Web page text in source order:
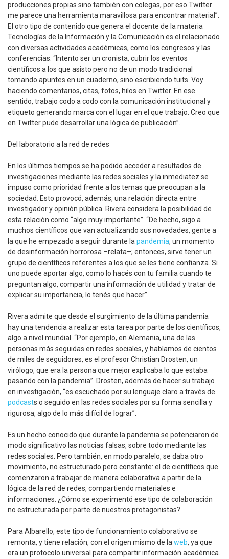
producciones propias sino también con colegas, por eso Twitter
me parece una herramienta maravillosa para encontrar material”.
El otro tipo de contenido que genera el docente de la materia
Tecnologías de la Información y la Comunicación es el relacionado
con diversas actividades académicas, como los congresos y las
conferencias: “Intento ser un cronista, cubrir los eventos
científicos a los que asisto pero no de un modo tradicional
tomando apuntes en un cuaderno, sino escribiendo tuits. Voy
haciendo comentarios, citas, fotos, hilos en Twitter. En ese
sentido, trabajo codo a codo con la comunicación institucional y
etiqueto generando marca con el lugar en el que trabajo. Creo que
en Twitter pude desarrollar una lógica de publicación”.
Del laboratorio a la red de redes
En los últimos tiempos se ha podido acceder a resultados de
investigaciones mediante las redes sociales y la inmediatez se
impuso como prioridad frente a los temas que preocupan a la
sociedad. Esto provocó, además, una relación directa entre
investigador y opinión pública. Rivera considera la posibilidad de
esta relación como “algo muy importante”. “De hecho, sigo a
muchos científicos que van actualizando sus novedades, gente a
la que he empezado a seguir durante la pandemia, un momento
de desinformación horrorosa –relata–; entonces, sirve tener un
grupo de científicos referentes a los que se les tiene confianza. Si
uno puede aportar algo, como lo hacés con tu familia cuando te
preguntan algo, compartir una información de utilidad y tratar de
explicar su importancia, lo tenés que hacer”.
Rivera admite que desde el surgimiento de la última pandemia
hay una tendencia a realizar esta tarea por parte de los científicos,
algo a nivel mundial. “Por ejemplo, en Alemania, una de las
personas más seguidas en redes sociales, y hablamos de cientos
de miles de seguidores, es el profesor Christian Drosten, un
virólogo, que era la persona que mejor explicaba lo que estaba
pasando con la pandemia”. Drosten, además de hacer su trabajo
en investigación, “es escuchado por su lenguaje claro a través de
podcasts o seguido en las redes sociales por su forma sencilla y
rigurosa, algo de lo más difícil de lograr”.
Es un hecho conocido que durante la pandemia se potenciaron de
modo significativo las noticias falsas, sobre todo mediante las
redes sociales. Pero también, en modo paralelo, se daba otro
movimiento, no estructurado pero constante: el de científicos que
comenzaron a trabajar de manera colaborativa a partir de la
lógica de la red de redes, compartiendo materiales e
informaciones. ¿Cómo se experimentó ese tipo de colaboración
no estructurada por parte de nuestros protagonistas?
Para Albarello, este tipo de funcionamiento colaborativo se
remonta, y tiene relación, con el origen mismo de la web, ya que
era un protocolo universal para compartir información académica.